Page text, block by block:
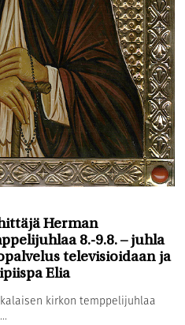
Herman
8.-9.8. – juhla
televisioidaan ja
Elia
kirkon temppelijuhlaa